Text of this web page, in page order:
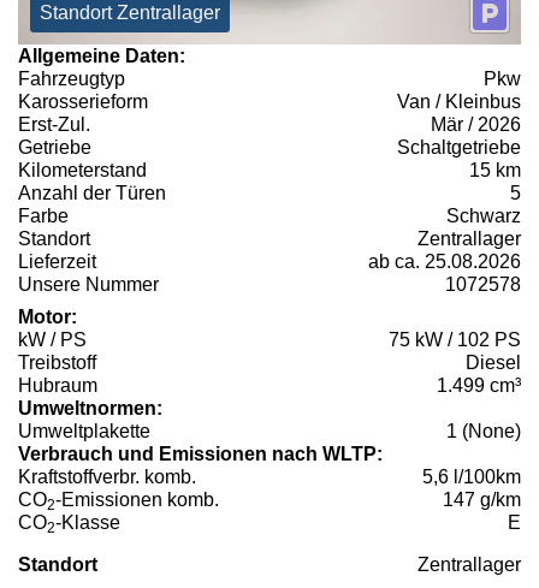
Standort Zentrallager
Allgemeine Daten:
Fahrzeugtyp
Pkw
Karosserieform
Van / Kleinbus
Erst-Zul.
Mär / 2026
Getriebe
Schaltgetriebe
Kilometerstand
15 km
Anzahl der Türen
5
Farbe
Schwarz
Standort
Zentrallager
Lieferzeit
ab ca. 25.08.2026
Unsere Nummer
1072578
Motor:
kW / PS
75 kW / 102 PS
Treibstoff
Diesel
Hubraum
1.499 cm³
Umweltnormen:
Umweltplakette
1 (None)
Verbrauch und Emissionen nach WLTP:
Kraftstoffverbr. komb.
5,6 l/100km
CO2-Emissionen komb.
147 g/km
CO2-Klasse E
Standort Zentrallager